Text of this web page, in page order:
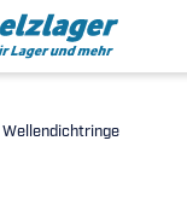
Wellendichtringe